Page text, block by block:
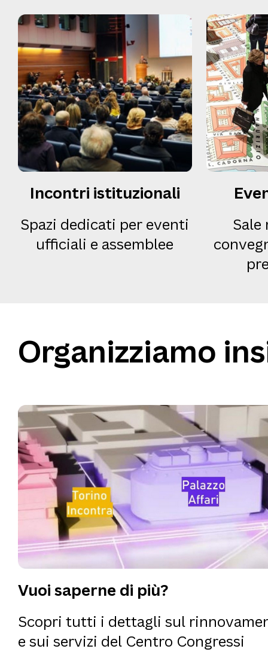
Incontri istituzionali
Spazi dedicati per eventi
ufficiali e assemblee
Organizziamo
Vuoi saperne di più?
Scopri tutti i dettagli sul
e sui servizi del Centro Congressi